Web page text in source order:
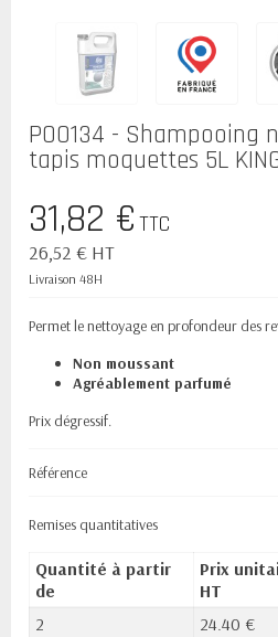
P00134 - Shampooing
tapis moquettes 5L
31,82 €TTC
26,52 € HT
Livraison 48H
Permet le nettoyage en profondeur des
Non moussant
Agréablement parfumé
Prix dégressif.
Référence
Remises quantitatives
Quantité à partir
de
Prix
HT
2
24.40 €